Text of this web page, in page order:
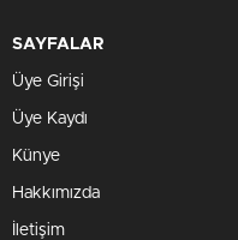
SAYFALAR
Üye Girişi
Üye Kaydı
Künye
Hakkımızda
İletişim